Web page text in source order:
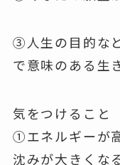
③人生の目的な
で意味のある生
気をつけること
①エネルギーが
沈みが大きくな